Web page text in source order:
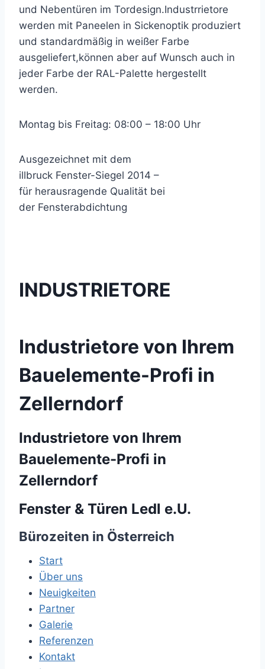
und Nebentüren im Tordesign.Industrrietore
werden mit Paneelen in Sickenoptik produziert
und standardmäßig in weißer Farbe
ausgeliefert,können aber auf Wunsch auch in
jeder Farbe der RAL-Palette hergestellt
werden.
Montag bis Freitag: 08:00 – 18:00 Uhr
Ausgezeichnet mit dem
illbruck Fenster-Siegel 2014 –
für herausragende Qualität bei
der Fensterabdichtung
INDUSTRIETORE
Industrietore von Ihrem
Bauelemente-Profi in
Zellerndorf
Industrietore von Ihrem
Bauelemente-Profi in
Zellerndorf
Fenster & Türen Ledl e.U.
Bürozeiten in Österreich
Start
Über uns
Neuigkeiten
Partner
Galerie
Referenzen
Kontakt